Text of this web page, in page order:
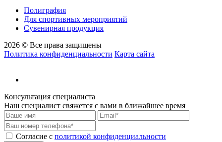
Полиграфия
Для спортивных мероприятий
Сувенирная продукция
2026 © Все права защищены
Политика конфиденциальности Карта сайта
Консультация специалиста
Наш специалист свяжется с вами в ближайшее время
Cогласие с политикой конфиденциальности